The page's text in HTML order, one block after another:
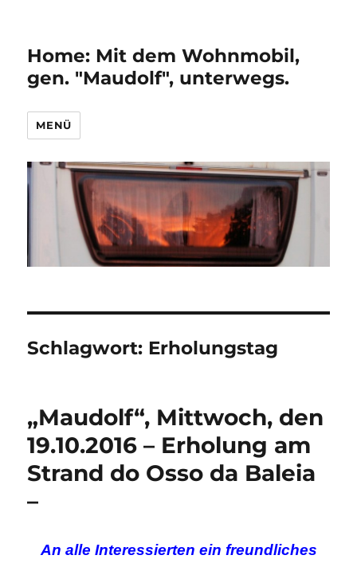
Home: Mit dem Wohnmobil,
gen. "Maudolf", unterwegs.
MENÜ
Schlagwort: Erholungstag
„Maudolf“, Mittwoch, den
19.10.2016 – Erholung am
Strand do Osso da Baleia
–
An alle Interessierten ein freundliches